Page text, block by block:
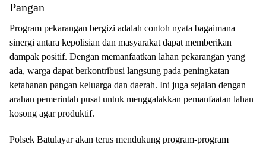
Pangan
Program pekarangan bergizi adalah contoh nyata bagaimana
sinergi antara kepolisian dan masyarakat dapat memberikan
dampak positif. Dengan memanfaatkan lahan pekarangan yang
ada, warga dapat berkontribusi langsung pada peningkatan
ketahanan pangan keluarga dan daerah. Ini juga sejalan dengan
arahan pemerintah pusat untuk menggalakkan pemanfaatan lahan
kosong agar produktif.
Polsek Batulayar akan terus mendukung program-program